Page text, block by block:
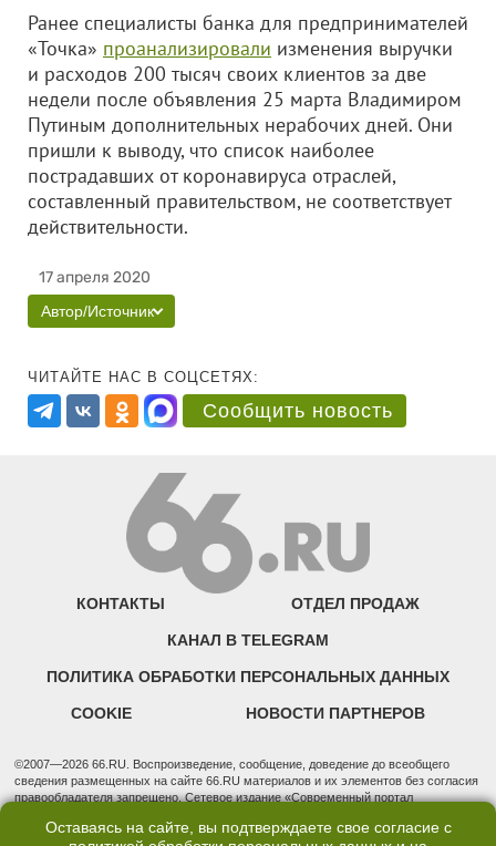
Ранее специалисты банка для предпринимателей
«Точка» проанализировали изменения выручки
и расходов 200 тысяч своих клиентов за две
недели после объявления 25 марта Владимиром
Путиным дополнительных нерабочих дней. Они
пришли к выводу, что список наиболее
пострадавших от коронавируса отраслей,
составленный правительством, не соответствует
действительности.
17 апреля 2020
Автор/Источник
ЧИТАЙТЕ НАС В СОЦСЕТЯХ:
Сообщить новость
КОНТАКТЫ ОТДЕЛ ПРОДАЖ
КАНАЛ В TELEGRAM
ПОЛИТИКА ОБРАБОТКИ ПЕРСОНАЛЬНЫХ ДАННЫХ
COOKIE НОВОСТИ ПАРТНЕРОВ
©2007—2026 66.RU. Воспроизведение, сообщение, доведение до всеобщего
сведения размещенных на сайте 66.RU материалов и их элементов без согласия
правообладателя запрещено. Сетевое издание «Современный портал
надзору в сфере связи, информационных технологий и массовых коммуникаций
Оставаясь на сайте, вы подтверждаете свое согласие с